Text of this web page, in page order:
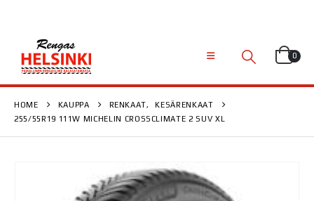
0
HOME KAUPPA RENKAAT,
KESÄRENKAAT
255/55R19 111W MICHELIN CROSSCLIMATE 2 SUV XL